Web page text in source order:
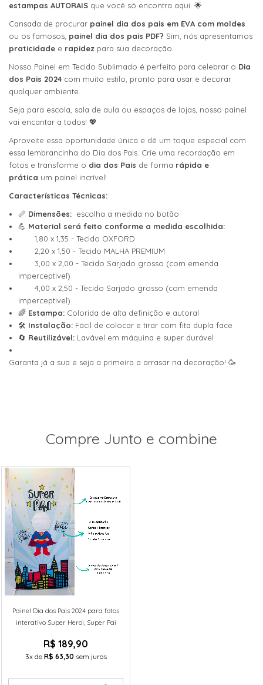
estampas AUTORAIS que você só encontra aqui. 🌟
Cansada de procurar painel dia dos pais em EVA com moldes
ou os famosos, painel dia dos pais PDF? Sim, nós apresentamos
praticidade e rapidez para sua decoração.
Nosso Painel em Tecido Sublimado é perfeito para celebrar o Dia
dos Pais 2024 com muito estilo, pronto para usar e decorar
qualquer ambiente.
Seja para escola, sala de aula ou espaços de lojas, nosso painel
vai encantar a todos! 💖
Aproveite essa oportunidade única e dê um toque especial com
essa lembrancinha do Dia dos Pais. Crie uma recordação em
fotos e transforme o dia dos Pais de forma rápida e
prática um painel incrível!
Características Técnicas:
📏 Dimensões: escolha a medida no botão
💪 Material será feito conforme a medida escolhida:
1,80 x 1,35 - Tecido OXFORD
2,20 x 1,50 - Tecido MALHA PREMIUM
3,00 x 2,00 - Tecido Sarjado grosso (com emenda
imperceptivel)
4,00 x 2,50 - Tecido Sarjado grosso (com emenda
imperceptivel)
🌈 Estampa: Colorida de alta definição e autoral
🛠️ Instalação: Fácil de colocar e tirar com fita dupla face
🔄 Reutilizável: Lavável em máquina e super durável
Garanta já a sua e seja a primeira a arrasar na decoração! 🥳
Compre Junto e combine
Painel Dia dos Pais 2024 para fotos
interativo Super Heroi, Super Pai
R$ 189,90
3xde R$ 63,30sem juros